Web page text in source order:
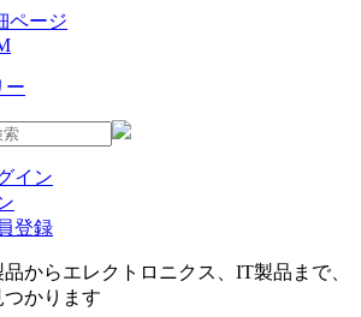
ー
からエレクトロニクス、IT製品まで、
かります